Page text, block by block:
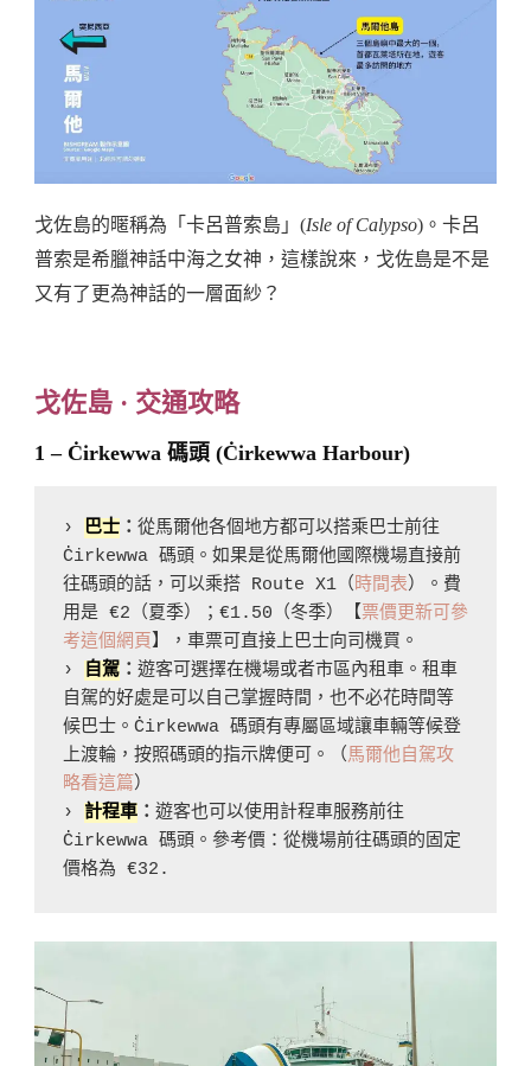
戈佐島的暱稱為「卡呂普索島」(Isle of Calypso)。卡呂
普索是希臘神話中海之女神，這樣說來，戈佐島是不是
又有了更為神話的一層面紗？
戈佐島 · 交通攻略
1 – Ċirkewwa 碼頭 (Ċirkewwa Harbour)
› 巴士 ： 從馬爾他各個地方都可以搭乘巴士前往
Ċirkewwa 碼頭。如果是從馬爾他國際機場直接前
往碼頭的話，可以乘搭 Route X1（時間表）。費
用是 €2（夏季）；€1.50（冬季）【票價更新可參
考這個網頁】，車票可直接上巴士向司機買。
›
自駕 ： 遊客可選擇在機場或者市區內租車。租車
自駕的好處是可以自己掌握時間，也不必花時間等
候巴士。Ċirkewwa 碼頭有專屬區域讓車輛等候登
上渡輪，按照碼頭的指示牌便可。（馬爾他自駕攻
略看這篇）
› 計程車 ： 遊客也可以使用計程車服務前往
Ċirkewwa 碼頭。參考價：從機場前往碼頭的固定
價格為 €32.